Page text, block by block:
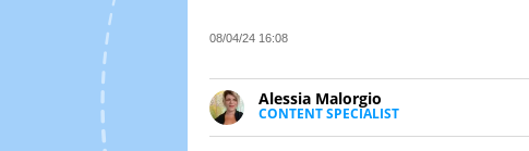
08/04/24 16:08
Alessia Malorgio
CONTENT SPECIALIST
Ha conseguito un Master in